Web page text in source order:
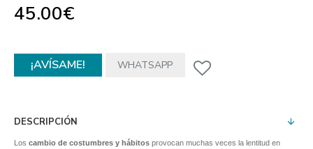
45.00€
¡AVÍSAME! WHATSAPP
DESCRIPCIÓN
Los cambio de costumbres y hábitos provocan muchas veces la lentitud en